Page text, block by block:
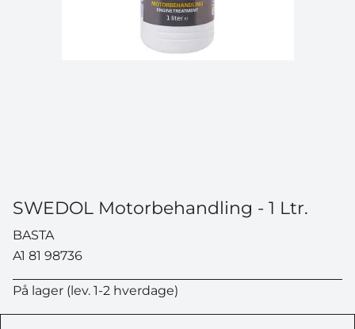
SWEDOL Motorbehandling - 1 Ltr.
BASTA
A1 81 98736
På lager (lev. 1-2 hverdage)